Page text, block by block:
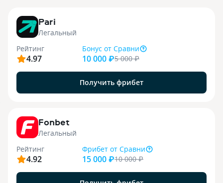
Pari
Легальный
Рейтинг
4.97
Бонус от Сравни
10 000 ₽5 000₽
Получить фрибет
Fonbet
Легальный
Рейтинг
4.92
Фрибет от Сравни
15 000 ₽10 000₽